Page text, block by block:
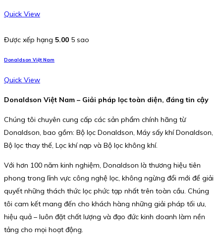
Quick View
Được xếp hạng 5.00 5 sao
Donaldson Việt Nam
Quick View
Donaldson Việt Nam – Giải pháp lọc toàn diện, đáng tin cậy
Chúng tôi chuyên cung cấp các sản phẩm chính hãng từ
Donaldson, bao gồm: Bộ lọc Donaldson, Máy sấy khí Donaldson,
Bộ lọc thay thế, Lọc khí nạp và Bộ lọc không khí.
Với hơn 100 năm kinh nghiệm, Donaldson là thương hiệu tiên
phong trong lĩnh vực công nghệ lọc, không ngừng đổi mới để giải
quyết những thách thức lọc phức tạp nhất trên toàn cầu. Chúng
tôi cam kết mang đến cho khách hàng những giải pháp tối ưu,
hiệu quả – luôn đặt chất lượng và đạo đức kinh doanh làm nền
tảng cho mọi hoạt động.